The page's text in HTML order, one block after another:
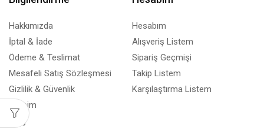
Hakkımızda
İptal & İade
Ödeme & Teslimat
Mesafeli Satış Sözleşmesi
Gizlilik & Güvenlik
İletişim
Blog
Hesabım
Alışveriş Listem
Sipariş Geçmişi
Takip Listem
Karşılaştırma Listem